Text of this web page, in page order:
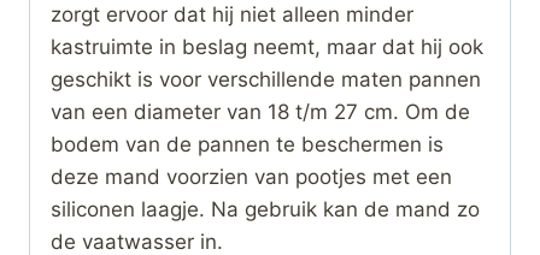
zorgt ervoor dat hij niet alleen minder
kastruimte in beslag neemt, maar dat hij ook
geschikt is voor verschillende maten pannen
van een diameter van 18 t/m 27 cm. Om de
bodem van de pannen te beschermen is
deze mand voorzien van pootjes met een
siliconen laagje. Na gebruik kan de mand zo
de vaatwasser in.